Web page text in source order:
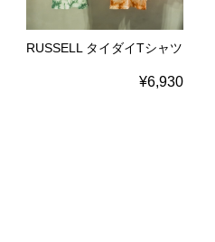
RUSSELL タイダイTシャツ
¥6,930